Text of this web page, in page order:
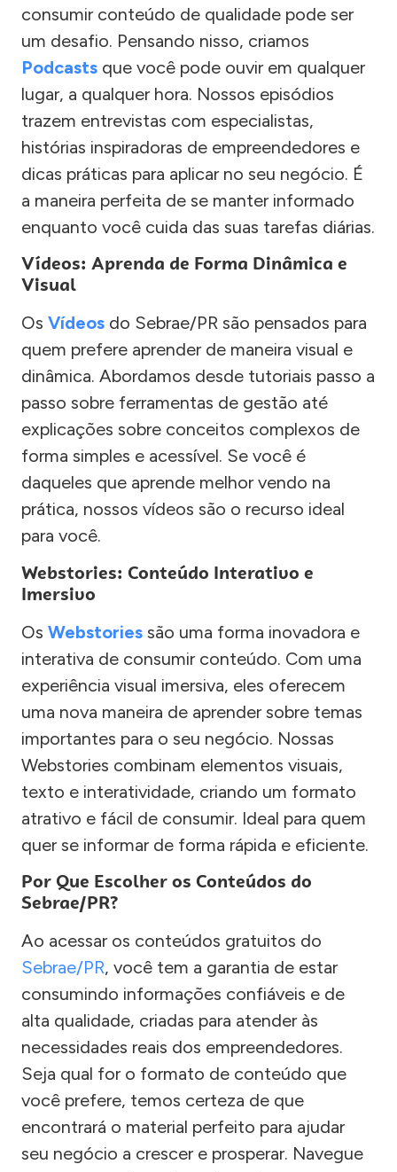
consumir conteúdo de qualidade pode ser
um desafio. Pensando nisso, criamos
Podcasts que você pode ouvir em qualquer
lugar, a qualquer hora. Nossos episódios
trazem entrevistas com especialistas,
histórias inspiradoras de empreendedores e
dicas práticas para aplicar no seu negócio. É
a maneira perfeita de se manter informado
enquanto você cuida das suas tarefas diárias.
Vídeos: Aprenda de Forma Dinâmica e
Visual
Os Vídeos do Sebrae/PR são pensados para
quem prefere aprender de maneira visual e
dinâmica. Abordamos desde tutoriais passo a
passo sobre ferramentas de gestão até
explicações sobre conceitos complexos de
forma simples e acessível. Se você é
daqueles que aprende melhor vendo na
prática, nossos vídeos são o recurso ideal
para você.
Webstories: Conteúdo Interativo e
Imersivo
Os Webstories são uma forma inovadora e
interativa de consumir conteúdo. Com uma
experiência visual imersiva, eles oferecem
uma nova maneira de aprender sobre temas
importantes para o seu negócio. Nossas
Webstories combinam elementos visuais,
texto e interatividade, criando um formato
atrativo e fácil de consumir. Ideal para quem
quer se informar de forma rápida e eficiente.
Por Que Escolher os Conteúdos do
Sebrae/PR?
Ao acessar os conteúdos gratuitos do
Sebrae/PR, você tem a garantia de estar
consumindo informações confiáveis e de
alta qualidade, criadas para atender às
necessidades reais dos empreendedores.
Seja qual for o formato de conteúdo que
você prefere, temos certeza de que
encontrará o material perfeito para ajudar
seu negócio a crescer e prosperar. Navegue